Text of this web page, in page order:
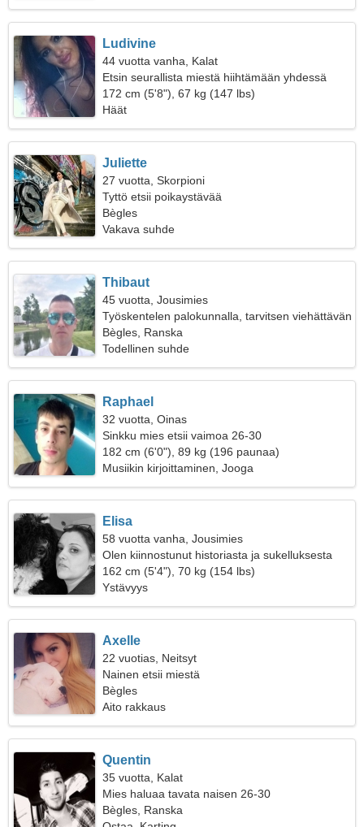
Ludivine
44 vuotta vanha, Kalat
Etsin seurallista miestä hiihtämään yhdessä
172 cm (5'8"), 67 kg (147 lbs)
Häät
Juliette
27 vuotta, Skorpioni
Tyttö etsii poikaystävää
Bègles
Vakava suhde
Thibaut
45 vuotta, Jousimies
Työskentelen palokunnalla, tarvitsen viehättävän
naisen
Bègles, Ranska
Todellinen suhde
Raphael
32 vuotta, Oinas
Sinkku mies etsii vaimoa 26-30
182 cm (6'0"), 89 kg (196 paunaa)
Musiikin kirjoittaminen, Jooga
Elisa
58 vuotta vanha, Jousimies
Olen kiinnostunut historiasta ja sukelluksesta
162 cm (5'4"), 70 kg (154 lbs)
Ystävyys
Axelle
22 vuotias, Neitsyt
Nainen etsii miestä
Bègles
Aito rakkaus
Quentin
35 vuotta, Kalat
Mies haluaa tavata naisen 26-30
Bègles, Ranska